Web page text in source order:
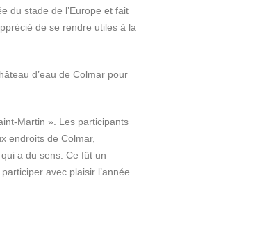
du stade de l’Europe et fait
de se rendre utiles à la
d’eau de Colmar pour
Martin ». Les participants
endroits de Colmar,
a du sens. Ce fût un
avec plaisir l’année